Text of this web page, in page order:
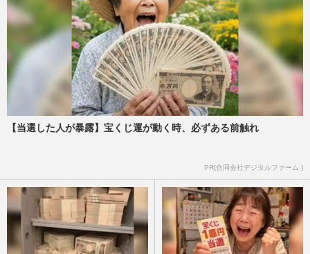
【当選した人が暴露】宝くじ運が動く時、必ずある前触れ
PR(合同会社デジタルファーム )